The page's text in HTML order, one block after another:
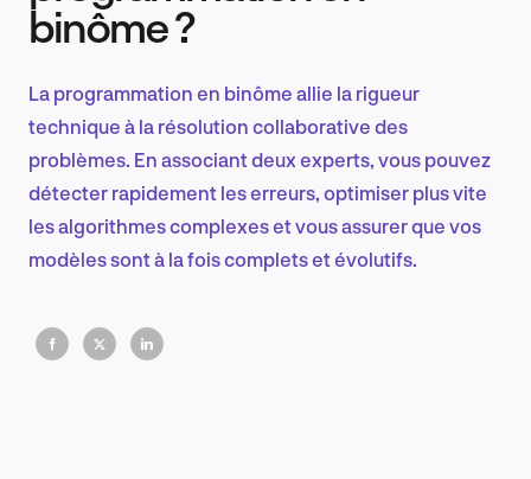
FR
binôme ?
La programmation en binôme allie la rigueur
technique à la résolution collaborative des
problèmes. En associant deux experts, vous pouvez
détecter rapidement les erreurs, optimiser plus vite
les algorithmes complexes et vous assurer que vos
modèles sont à la fois complets et évolutifs.